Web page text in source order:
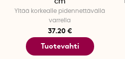
cm
Yltää korkealle pidennettävällä
varrella
37.20 €
Tuotevahti